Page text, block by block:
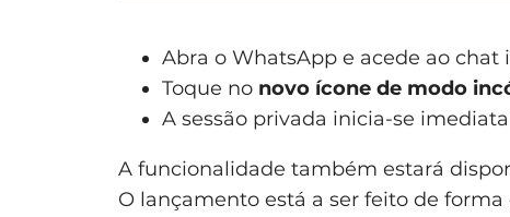
Abra o WhatsApp e acede ao
Toque no novo ícone de modo
A sessão privada inicia-se
A funcionalidade também estará
O lançamento está a ser feito de